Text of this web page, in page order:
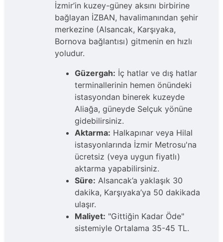
İzmir’in kuzey-güney aksını birbirine
bağlayan İZBAN, havalimanından şehir
merkezine (Alsancak, Karşıyaka,
Bornova bağlantısı) gitmenin en hızlı
yoludur.
Güzergah: İç hatlar ve dış hatlar
terminallerinin hemen önündeki
istasyondan binerek kuzeyde
Aliağa, güneyde Selçuk yönüne
gidebilirsiniz.
Aktarma: Halkapınar veya Hilal
istasyonlarında İzmir Metrosu'na
ücretsiz (veya uygun fiyatlı)
aktarma yapabilirsiniz.
Süre: Alsancak’a yaklaşık 30
dakika, Karşıyaka’ya 50 dakikada
ulaşır.
Maliyet: "Gittiğin Kadar Öde"
sistemiyle Ortalama 35-45 TL.